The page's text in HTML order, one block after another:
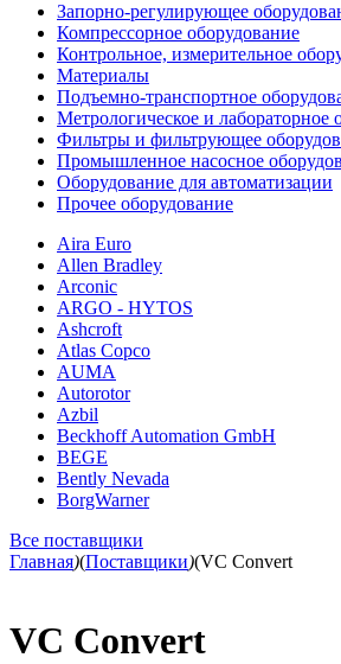
Запорно-регулирующее
Компрессорное оборудование
Контрольное, измерительное
Материалы
Подъемно-транспортное
Метрологическое и лабораторное
Фильтры и фильтрующее
Промышленное насосное
Оборудование для автоматизации
Прочее оборудование
Aira Euro
Allen Bradley
Arconic
ARGO - HYTOS
Ashcroft
Atlas Copco
AUMA
Autorotor
Azbil
Beckhoff Automation GmbH
BEGE
Bently Nevada
BorgWarner
Все поставщики
Главная)(Поставщики)(VC Convert
VC Convert